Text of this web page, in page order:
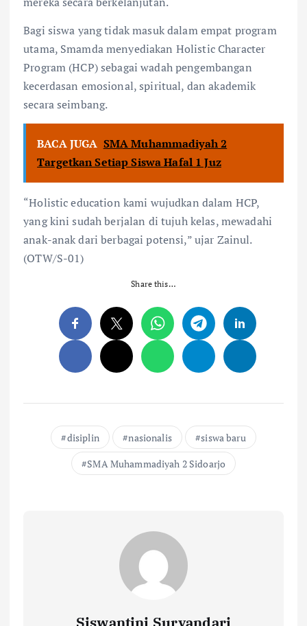
Bagi siswa yang tidak masuk dalam empat program
utama, Smamda menyediakan Holistic Character
Program (HCP) sebagai wadah pengembangan
kecerdasan emosional, spiritual, dan akademik
secara seimbang.
BACA JUGA SMA Muhammadiyah 2
Targetkan Setiap Siswa Hafal 1 Juz
“Holistic education kami wujudkan dalam HCP,
yang kini sudah berjalan di tujuh kelas, mewadahi
anak-anak dari berbagai potensi,” ujar Zainul.
(OTW/S-01)
Share this…
disiplin nasionalis
siswa baru
SMA Muhammadiyah 2 Sidoarjo
Siswantini Suryandari